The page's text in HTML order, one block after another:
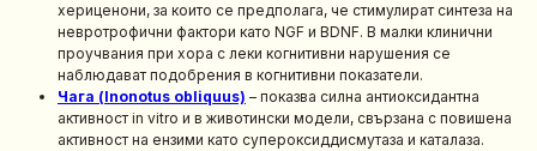
хериценони, за които се предполага, че стимулират синтеза на
невротрофични фактори като NGF и BDNF. В малки клинични
проучвания при хора с леки когнитивни нарушения се
наблюдават подобрения в когнитивни показатели.
Чага (Inonotus obliquus) – показва силна антиоксидантна
активност in vitro и в животински модели, свързана с повишена
активност на ензими като супероксиддисмутаза и каталаза.